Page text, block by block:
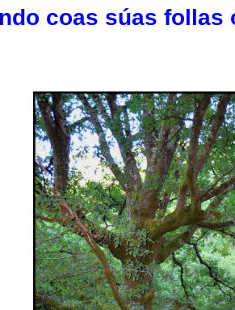
coas súas follas